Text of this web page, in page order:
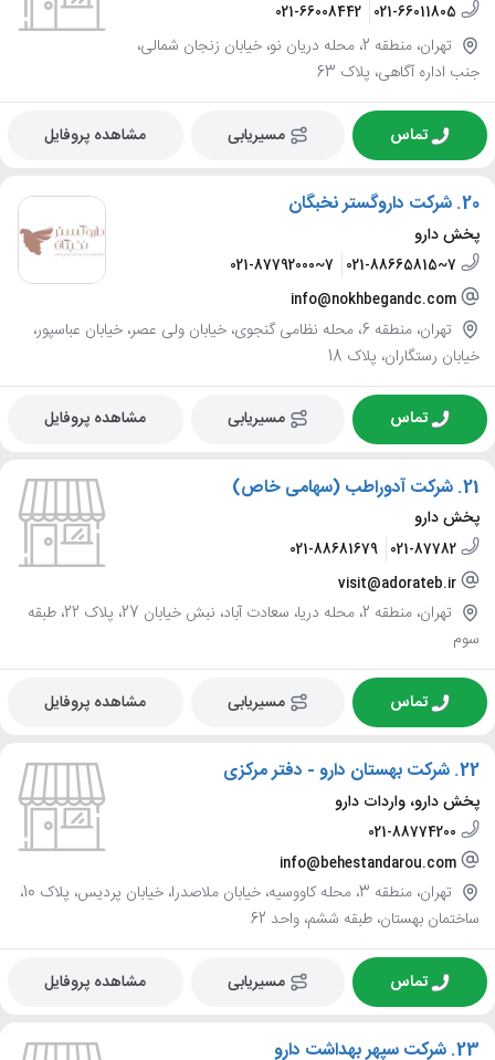
021-66011805
021-66008442
تهران، منطقه 2، محله دریان نو، خیابان زنجان شمالی،
جنب اداره آگاهی، پلاک 63
تماس مسیریابی مشاهده پروفایل
20. شرکت داروگستر نخبگان
پخش دارو
021-88665815~7
021-87792000~7
info@nokhbegandc.com
تهران، منطقه 6، محله نظامی گنجوی، خیابان ولی عصر، خیابان عباسپور،
خیابان رستگاران، پلاک 18
تماس مسیریابی مشاهده پروفایل
21. شرکت آدوراطب (سهامی خاص)
پخش دارو
021-87782
021-88681679
visit@adorateb.ir
تهران، منطقه 2، محله دریا، سعادت آباد، نبش خیابان 27، پلاک 22، طبقه
سوم
تماس مسیریابی مشاهده پروفایل
22. شرکت بهستان دارو - دفتر مرکزی
پخش دارو، واردات دارو
021-88774200
info@behestandarou.com
تهران، منطقه 3، محله کاووسیه، خیابان ملاصدرا، خیابان پردیس، پلاک 10،
ساختمان بهستان، طبقه ششم، واحد 62
تماس مسیریابی مشاهده پروفایل
23. شرکت سپهر بهداشت دارو